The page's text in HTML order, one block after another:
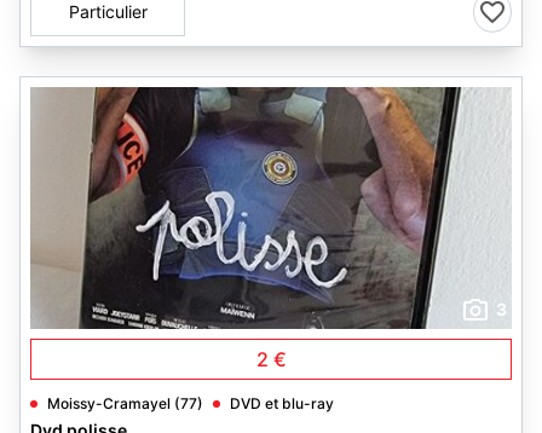
Particulier
3
2 €
Moissy-Cramayel (77) DVD et blu-ray